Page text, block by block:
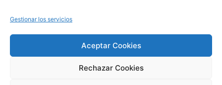
Gestionar los servicios
Aceptar Cookies
Rechazar Cookies
Política de privacidad